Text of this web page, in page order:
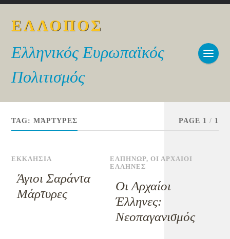
ΕΛΛΟΠΟΣ
Ελληνικός Ευρωπαϊκός
Πολιτισμός
TAG:ΜΆΡΤΥΡΕΣ PAGE 1 / 1
ΕΚΚΛΗΣΙΑ
Άγιοι Σαράντα
Μάρτυρες
ΕΛΠΗΝΩΡ, ΟΙ ΑΡΧΑΙΟΙ
ΕΛΛΗΝΕΣ
Οι Αρχαίοι
Έλληνες:
Νεοπαγανισμός